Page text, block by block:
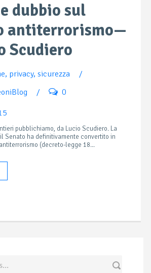
dubbio sul
antiterrorismo—
Scudiero
, privacy, sicurezza
/
/ 0
pubblichiamo, da Lucio Scudiero. La
Senato ha definitivamente convertito in
(decreto-legge 18...